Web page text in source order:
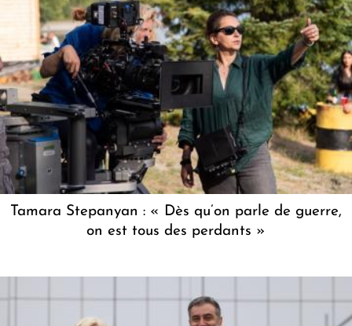
Tamara Stepanyan : « Dès qu’on parle de guerre,
on est tous des perdants »